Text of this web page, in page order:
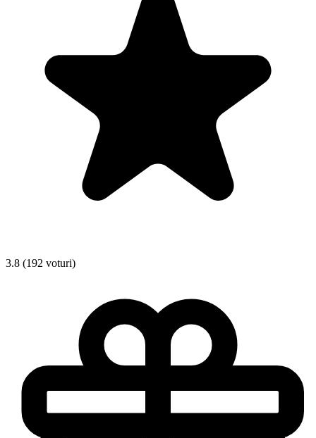
3.8 (192 voturi)